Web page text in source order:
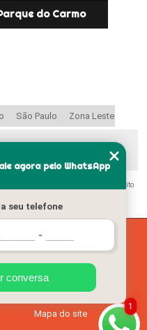
do Carmo
São Paulo Zona Leste
Folha A4 Vila Guilherme
" é de direito
nossos links, é proibida sem a
– artigo 184 do Código Penal –
Missão
Mapa do site
1
agora pelo WhatsApp
seu telefone
conversa